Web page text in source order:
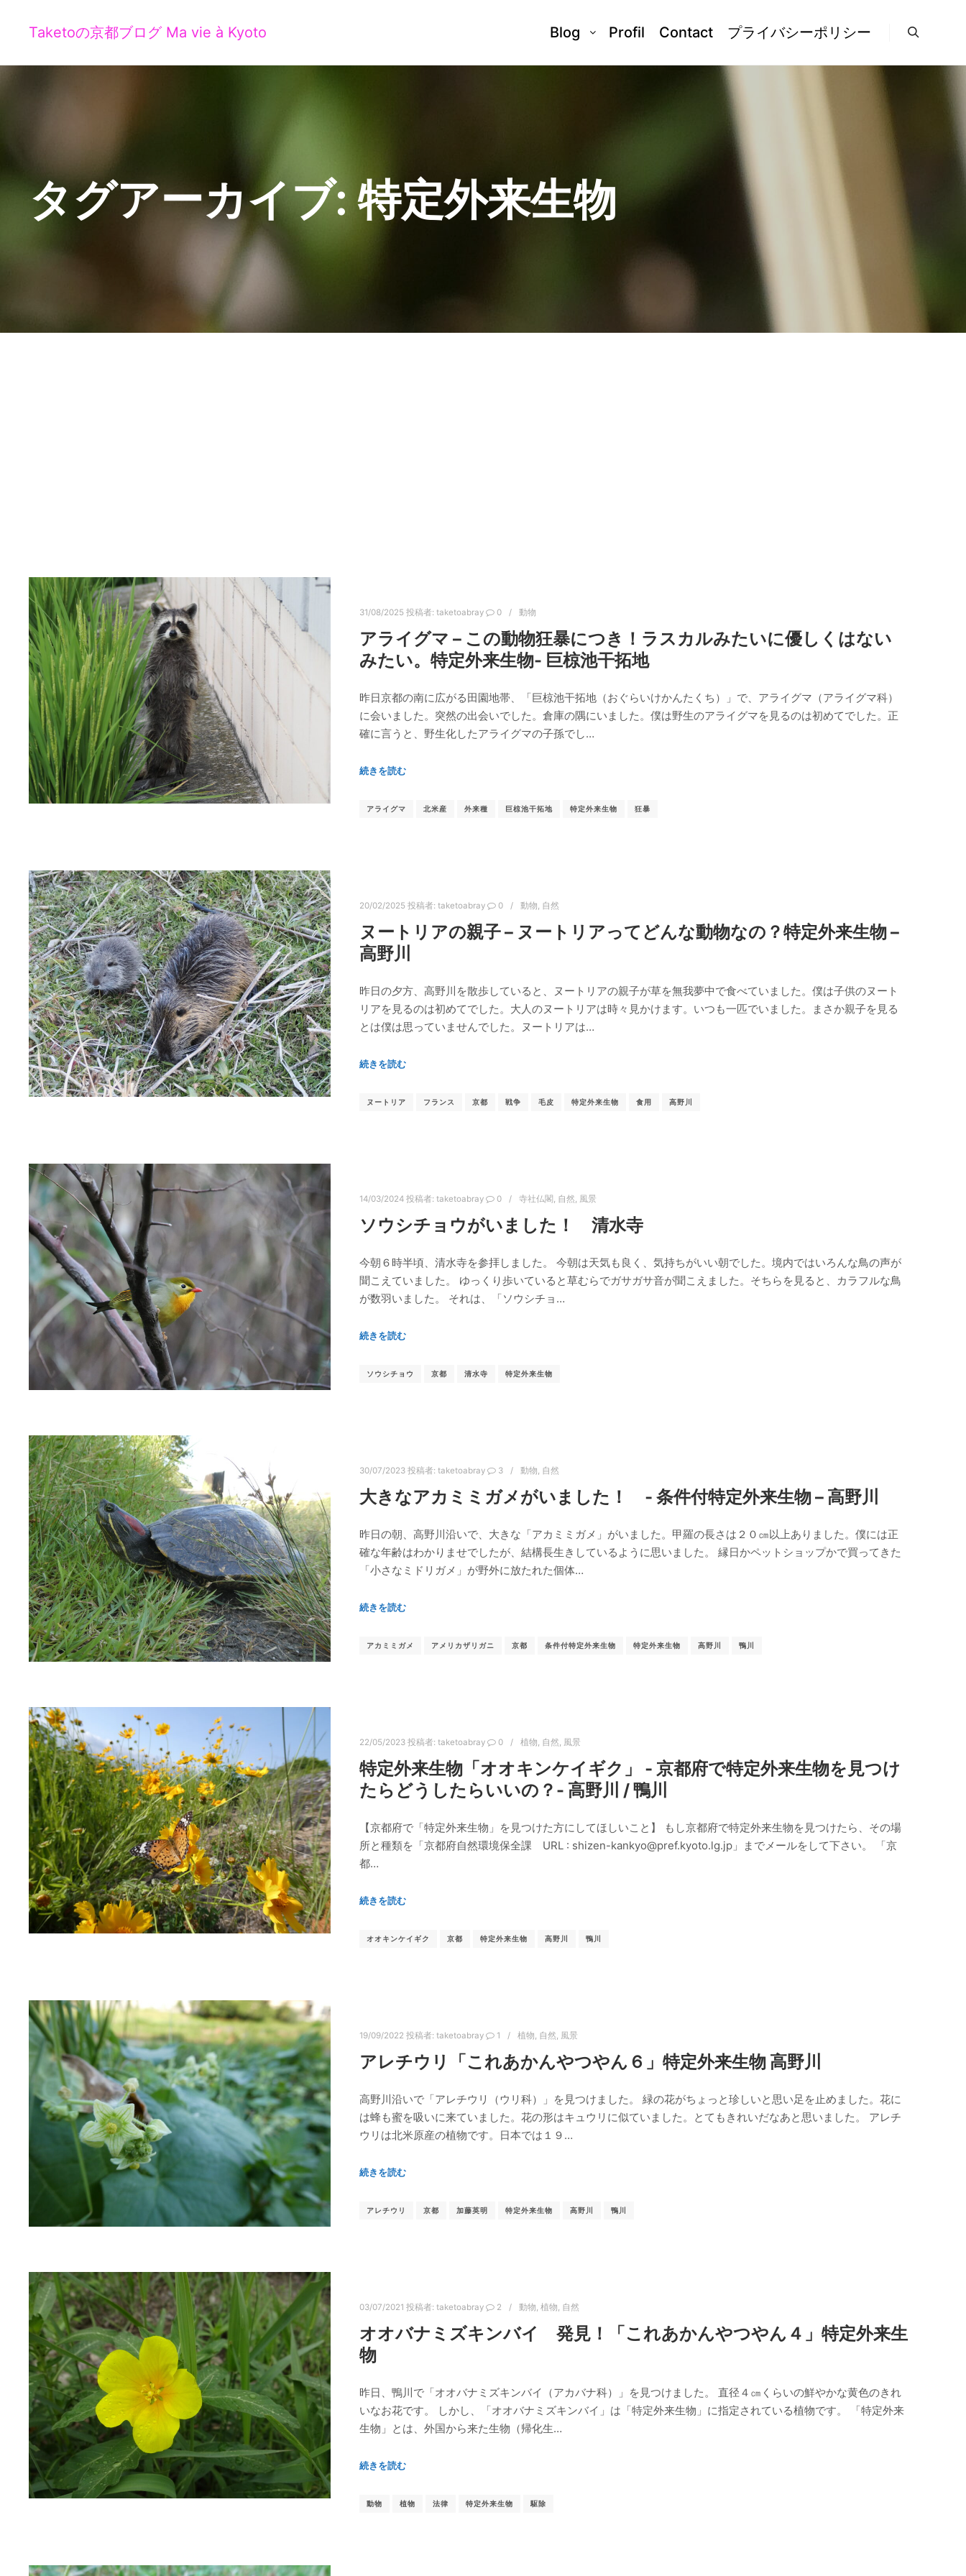
Taketoの京都ブログ Ma vie à Kyoto Blog Profil Contact プライバシーポリシー
タグアーカイブ:特定外来生物
31/08/2025 投稿者: taketoabray 0 動物
アライグマ – この動物狂暴につき！ラスカルみたいに優しくはない
みたい。特定外来生物- 巨椋池干拓地
昨日京都の南に広がる田園地帯、「巨椋池干拓地（おぐらいけかんたくち）」で、アライグマ（アライグマ科）
に会いました。突然の出会いでした。倉庫の隅にいました。僕は野生のアライグマを見るのは初めてでした。正
確に言うと、野生化したアライグマの子孫でし…
続きを読む
アライグマ 北米産 外来種 巨椋池干拓地 特定外来生物 狂暴
20/02/2025 投稿者: taketoabray 0 動物, 自然
ヌートリアの親子 – ヌートリアってどんな動物なの？特定外来生物 –
高野川
昨日の夕方、高野川を散歩していると、ヌートリアの親子が草を無我夢中で食べていました。僕は子供のヌート
リアを見るのは初めてでした。大人のヌートリアは時々見かけます。いつも一匹でいました。まさか親子を見る
とは僕は思っていませんでした。ヌートリアは…
続きを読む
ヌートリア フランス 京都 戦争 毛皮 特定外来生物 食用 高野川
14/03/2024 投稿者: taketoabray 0 寺社仏閣 , 自然, 風景
ソウシチョウがいました！ 清水寺
今朝６時半頃、清水寺を参拝しました。 今朝は天気も良く、気持ちがいい朝でした。境内ではいろんな鳥の声が
聞こえていました。 ゆっくり歩いていると草むらでガサガサ音が聞こえました。そちらを見ると、カラフルな鳥
が数羽いました。 それは、「ソウシチョ…
続きを読む
ソウシチョウ 京都 清水寺 特定外来生物
30/07/2023 投稿者: taketoabray 3 動物, 自然
大きなアカミミガメがいました！ ‐ 条件付特定外来生物 – 高野川
昨日の朝、高野川沿いで、大きな「アカミミガメ」がいました。甲羅の長さは２０㎝以上ありました。僕には正
確な年齢はわかりませでしたが、結構長生きしているように思いました。 縁日かペットショップかで買ってきた
「小さなミドリガメ」が野外に放たれた個体…
続きを読む
アカミミガメ アメリカザリガニ 京都 条件付特定外来生物 特定外来生物 高野川 鴨川
22/05/2023 投稿者: taketoabray 0 植物, 自然, 風景
特定外来生物「オオキンケイギク」 ‐ 京都府で特定外来生物を見つけ
たらどうしたらいいの？- 高野川 / 鴨川
【京都府で「特定外来生物」を見つけた方にしてほしいこと】 もし京都府で特定外来生物を見つけたら、その場
所と種類を「京都府自然環境保全課 URL : shizen-kankyo@pref.kyoto.lg.jp」までメールをして下さい。 「京
都…
続きを読む
オオキンケイギク 京都 特定外来生物 高野川 鴨川
19/09/2022 投稿者: taketoabray 1 植物, 自然, 風景
アレチウリ「これあかんやつやん６」特定外来生物 高野川
高野川沿いで「アレチウリ（ウリ科）」を見つけました。 緑の花がちょっと珍しいと思い足を止めました。花に
は蜂も蜜を吸いに来ていました。花の形はキュウリに似ていました。とてもきれいだなあと思いました。 アレチ
ウリは北米原産の植物です。日本では１９…
続きを読む
アレチウリ 京都 加藤英明 特定外来生物 高野川 鴨川
03/07/2021 投稿者: taketoabray 2 動物, 植物, 自然
オオバナミズキンバイ 発見！「これあかんやつやん４」特定外来生
物
昨日、鴨川で「オオバナミズキンバイ（アカバナ科）」を見つけました。 直径４㎝くらいの鮮やかな黄色のきれ
いなお花です。 しかし、「オオバナミズキンバイ」は「特定外来生物」に指定されている植物です。 「特定外来
生物」とは、外国から来た生物（帰化生…
続きを読む
動物 植物 法律 特定外来生物 駆除